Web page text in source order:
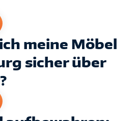
meine Möbel
sicher über